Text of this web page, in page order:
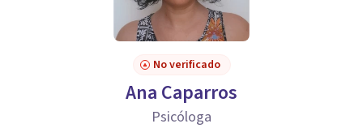
No verificado
Ana Caparros
Psicóloga